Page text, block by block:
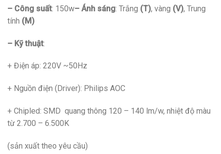
– Công suất: 150w– Ánh sáng: Trắng (T), vàng (V), Trung
tính (M)
– Kỹ thuật:
+ Điện áp: 220V ~50Hz
+ Nguồn điện (Driver): Philips AOC
+ Chipled: SMD quang thông 120 – 140 lm/w, nhiệt độ màu
từ 2.700 – 6.500K
(sản xuất theo yêu cầu)